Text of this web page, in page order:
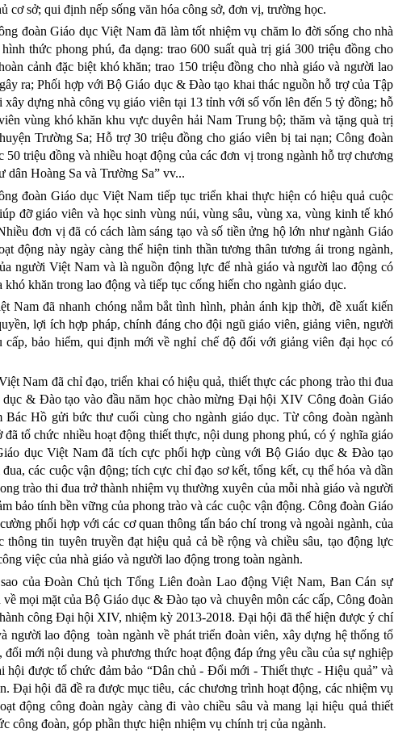
cơ sở; qui định nếp sống văn hóa công sở, đơn vị, trường học.
đoàn Giáo dục Việt Nam đã làm tốt nhiệm vụ chăm lo đời sống cho nhà
thức phong phú, đa dạng: trao 600 suất quà trị giá 300 triệu đồng cho
cảnh đặc biệt khó khăn; trao 150 triệu đồng cho nhà giáo và người lao
ra; Phối hợp với Bộ Giáo dục & Đào tạo khai thác nguồn hỗ trợ của Tập
xây dựng nhà công vụ giáo viên tại 13 tỉnh với số vốn lên đến 5 tỷ đồng; hỗ
vùng khó khăn khu vực duyên hải Nam Trung bộ; thăm và tặng quà trị
Trường Sa; Hỗ trợ 30 triệu đồng cho giáo viên bị tai nạn;Công đoàn
50 triệu đồng và nhiều hoạt động của các đơn vị trong ngành hỗ trợ chương
Hoàng Sa và Trường Sa” vv...
đoàn Giáo dục Việt Nam tiếp tục triển khai thực hiện có hiệu quả cuộc
đỡ giáo viên và học sinh vùng núi, vùng sâu, vùng xa, vùng kinh tế khó
đơn vị đã có cách làm sáng tạo và số tiền ửng hộ lớn như ngành Giáo
động này ngày càng thể hiện tinh thần tương thân tương ái trong ngành,
người Việt Nam và là nguồn động lực để nhà giáo và người lao động có
khăn trong lao động và tiếp tục cống hiến cho ngành giáo dục.
Namđã nhanh chóng nắm bắt tình hình, phản ánh kịp thời, đề xuất kiến
lợi ích hợp pháp, chính đáng cho đội ngũ giáo viên, giảng viên, người
cấp, bảo hiểm, qui định mới về nghỉ chế độ đối với giảng viên đại học có
Nam đã chỉ đạo, triển khai có hiệu quả, thiết thực các phong trào thi đua
& Đào tạo vào đầu năm học chào mừng Đại hội XIV Công đoàn Giáo
Hồ gửi bức thư cuối cùng cho ngành giáo dục. Từ công đoàn ngành
đã tổ chức nhiều hoạt động thiết thực, nội dung phong phú, có ý nghĩa giáo
dục Việt Nam đã tích cực phối hợp cùng với Bộ Giáo dục & Đào tạo
các cuộc vận động; tích cực chỉ đạo sơ kết, tổng kết, cụ thể hóa và dần
trào thi đua trở thành nhiệm vụ thường xuyên của mỗi nhà giáo và người
bảo tính bền vững của phong trào và các cuộc vận động. Công đoàn Giáo
phối hợp với các cơ quan thông tấn báo chí trong và ngoài ngành, của
thông tin tuyên truyền đạt hiệu quả cả bề rộng và chiều sâu, tạo động lực
việc của nhà giáo và người lao động trong toàn ngành.
của Đoàn Chủ tịch Tổng Liên đoàn Lao động Việt Nam, Ban Cán sự
mọi mặt của Bộ Giáo dục & Đào tạo và chuyên môn các cấp, Công đoàn
công Đại hội XIV, nhiệm kỳ 2013-2018. Đại hội đã thể hiện được ý chí
người lao động toàn ngành về phát triển đoàn viên, xây dựng hệ thống tổ
đổi mới nội dung và phương thức hoạt động đáp ứng yêu cầu của sự nghiệp
hội được tổ chức đảm bảo “Dân chủ - Đổi mới - Thiết thực - Hiệu quả” và
Đại hội đã đề ra được mục tiêu, các chương trình hoạt động, các nhiệm vụ
động công đoàn ngày càng đi vào chiều sâu và mang lại hiệu quả thiết
công đoàn, góp phần thực hiện nhiệm vụ chính trị của ngành.